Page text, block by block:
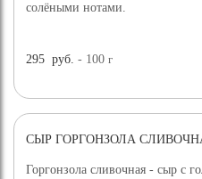
солёными нотами.
295 руб. - 100г
СЫР ГОРГОНЗОЛА
Горгонзола сливочная - сыр с